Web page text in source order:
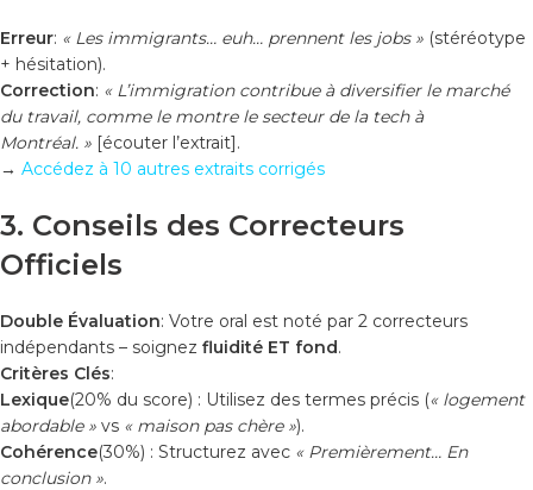
Erreur: « Les immigrants… euh… prennent les jobs » (stéréotype
+ hésitation).
Correction: « L’immigration contribue à diversifier le marché
du travail, comme le montre le secteur de la tech à
Montréal. » [écouter l’extrait].
→ Accédez à 10 autres extraits corrigés
3. Conseils des Correcteurs
Officiels
Double Évaluation: Votre oral est noté par 2 correcteurs
indépendants – soignez fluidité ET fond.
Critères Clés:
Lexique(20% du score) : Utilisez des termes précis (« logement
abordable » vs « maison pas chère »).
Cohérence(30%) : Structurez avec « Premièrement… En
conclusion ».